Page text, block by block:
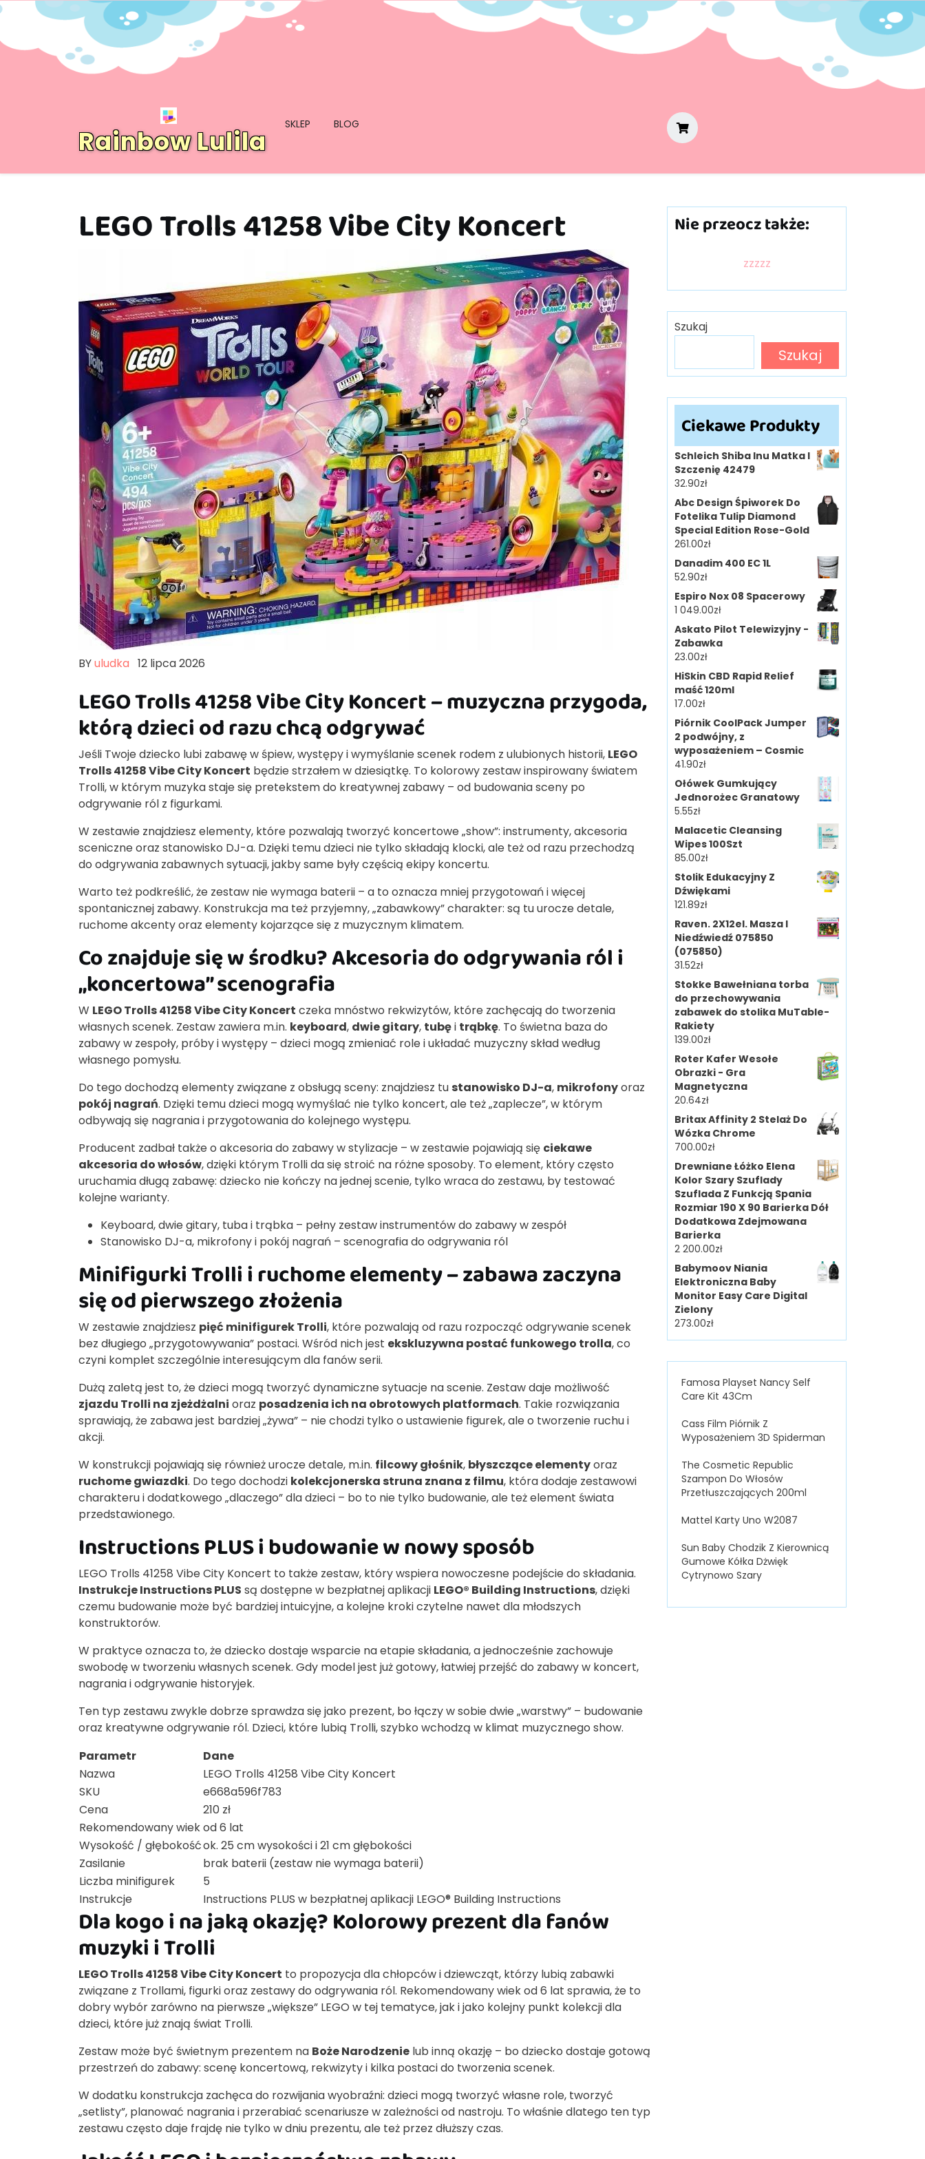
Skip
content
Rainbow Lulila
SKLEP BLOG
LEGO Trolls 41258 Vibe City Koncert
BYuludka 12 lipca 2026
LEGO Trolls 41258 Vibe City Koncert – muzyczna przygoda,
którą dzieci od razu chcą odgrywać
Jeśli Twoje dziecko lubi zabawę w śpiew, występy i wymyślanie scenek rodem z ulubionych historii, LEGO
Trolls 41258 Vibe City Koncert będzie strzałem w dziesiątkę. To kolorowy zestaw inspirowany światem
Trolli, w którym muzyka staje się pretekstem do kreatywnej zabawy – od budowania sceny po
odgrywanie ról z figurkami.
W zestawie znajdziesz elementy, które pozwalają tworzyć koncertowe „show”: instrumenty, akcesoria
sceniczne oraz stanowisko DJ-a. Dzięki temu dzieci nie tylko składają klocki, ale też od razu przechodzą
do odgrywania zabawnych sytuacji, jakby same były częścią ekipy koncertu.
Warto też podkreślić, że zestaw nie wymaga baterii – a to oznacza mniej przygotowań i więcej
spontanicznej zabawy. Konstrukcja ma też przyjemny, „zabawkowy” charakter: są tu urocze detale,
ruchome akcenty oraz elementy kojarzące się z muzycznym klimatem.
Co znajduje się w środku? Akcesoria do odgrywania ról i
„koncertowa” scenografia
W LEGO Trolls 41258 Vibe City Koncert czeka mnóstwo rekwizytów, które zachęcają do tworzenia
własnych scenek. Zestaw zawiera m.in. keyboard, dwie gitary, tubęi trąbkę. To świetna baza do
zabawy w zespoły, próby i występy – dzieci mogą zmieniać role i układać muzyczny skład według
własnego pomysłu.
Do tego dochodzą elementy związane z obsługą sceny: znajdziesz tu stanowisko DJ-a, mikrofonyoraz
pokój nagrań. Dzięki temu dzieci mogą wymyślać nie tylko koncert, ale też „zaplecze”, w którym
odbywają się nagrania i przygotowania do kolejnego występu.
Producent zadbał także o akcesoria do zabawy w stylizacje – w zestawie pojawiają się ciekawe
akcesoria do włosów, dzięki którym Trolli da się stroić na różne sposoby. To element, który często
uruchamia długą zabawę: dziecko nie kończy na jednej scenie, tylko wraca do zestawu, by testować
kolejne warianty.
Keyboard, dwie gitary, tuba i trąbka – pełny zestaw instrumentów do zabawy w zespół
Stanowisko DJ-a, mikrofony i pokój nagrań – scenografia do odgrywania ról
Minifigurki Trolli i ruchome elementy – zabawa zaczyna
się od pierwszego złożenia
W zestawie znajdziesz pięć minifigurek Trolli, które pozwalają od razu rozpocząć odgrywanie scenek
bez długiego „przygotowywania” postaci. Wśród nich jest ekskluzywna postać funkowego trolla, co
czyni komplet szczególnie interesującym dla fanów serii.
Dużą zaletą jest to, że dzieci mogą tworzyć dynamiczne sytuacje na scenie. Zestaw daje możliwość
zjazdu Trolli na zjeżdżalni oraz posadzenia ich na obrotowych platformach. Takie rozwiązania
sprawiają, że zabawa jest bardziej „żywa” – nie chodzi tylko o ustawienie figurek, ale o tworzenie ruchu i
akcji.
W konstrukcji pojawiają się również urocze detale, m.in. filcowy głośnik, błyszczące elementyoraz
ruchome gwiazdki. Do tego dochodzi kolekcjonerska struna znana z filmu, która dodaje zestawowi
charakteru i dodatkowego „dlaczego” dla dzieci – bo to nie tylko budowanie, ale też element świata
przedstawionego.
Instructions PLUS i budowanie w nowy sposób
LEGO Trolls 41258 Vibe City Koncert to także zestaw, który wspiera nowoczesne podejście do składania.
Instrukcje Instructions PLUS są dostępne w bezpłatnej aplikacji LEGO® Building Instructions, dzięki
czemu budowanie może być bardziej intuicyjne, a kolejne kroki czytelne nawet dla młodszych
konstruktorów.
W praktyce oznacza to, że dziecko dostaje wsparcie na etapie składania, a jednocześnie zachowuje
swobodę w tworzeniu własnych scenek. Gdy model jest już gotowy, łatwiej przejść do zabawy w koncert,
nagrania i odgrywanie historyjek.
Ten typ zestawu zwykle dobrze sprawdza się jako prezent, bo łączy w sobie dwie „warstwy” – budowanie
oraz kreatywne odgrywanie ról. Dzieci, które lubią Trolli, szybko wchodzą w klimat muzycznego show.
Parametr
Dane
Nazwa
LEGO Trolls 41258 Vibe City Koncert
SKU
e668a596f783
Cena
210 zł
Rekomendowany wiekod 6 lat
Wysokość / głębokośćok. 25 cm wysokości i 21 cm głębokości
Zasilanie
brak baterii (zestaw nie wymaga baterii)
Liczba minifigurek
5
Instrukcje
Instructions PLUS w bezpłatnej aplikacji LEGO® Building Instructions
Dla kogo i na jaką okazję? Kolorowy prezent dla fanów
muzyki i Trolli
LEGO Trolls 41258 Vibe City Koncert to propozycja dla chłopców i dziewcząt, którzy lubią zabawki
związane z Trollami, figurki oraz zestawy do odgrywania ról. Rekomendowany wiek od 6 lat sprawia, że to
dobry wybór zarówno na pierwsze „większe” LEGO w tej tematyce, jak i jako kolejny punkt kolekcji dla
dzieci, które już znają świat Trolli.
Zestaw może być świetnym prezentem na Boże Narodzenie lub inną okazję – bo dziecko dostaje gotową
przestrzeń do zabawy: scenę koncertową, rekwizyty i kilka postaci do tworzenia scenek.
W dodatku konstrukcja zachęca do rozwijania wyobraźni: dzieci mogą tworzyć własne role, tworzyć
„setlisty”, planować nagrania i przerabiać scenariusze w zależności od nastroju. To właśnie dlatego ten typ
zestawu często daje frajdę nie tylko w dniu prezentu, ale też przez dłuższy czas.
Nie przeocz także:
zzzzz
Szukaj
Szukaj
Ciekawe Produkty
Schleich Shiba Inu Matka I
Szczenię 42479
32.90zł
Abc Design Śpiworek Do
Fotelika Tulip Diamond
Special Edition Rose-Gold
261.00zł
Danadim 400 EC 1L
52.90zł
Espiro Nox 08 Spacerowy
1 049.00zł
Askato Pilot Telewizyjny -
Zabawka
23.00zł
HiSkin CBD Rapid Relief
maść 120ml
17.00zł
Piórnik CoolPack Jumper
2 podwójny, z
wyposażeniem – Cosmic
41.90zł
Ołówek Gumkujący
Jednorożec Granatowy
5.55zł
Malacetic Cleansing
Wipes 100Szt
85.00zł
Stolik Edukacyjny Z
Dźwiękami
121.89zł
Raven. 2X12el. Masza I
Niedźwiedź 075850
(075850)
31.52zł
Stokke Bawełniana torba
do przechowywania
zabawek do stolika MuTable-
Rakiety
139.00zł
Roter Kafer Wesołe
Obrazki - Gra
Magnetyczna
20.64zł
Britax Affinity 2 Stelaż Do
Wózka Chrome
700.00zł
Drewniane Łóżko Elena
Kolor Szary Szuflady
Szuflada Z Funkcją Spania
Rozmiar 190 X 90 Barierka Dół
Dodatkowa Zdejmowana
Barierka
2 200.00zł
Babymoov Niania
Elektroniczna Baby
Monitor Easy Care Digital
Zielony
273.00zł
Famosa Playset Nancy Self
Care Kit 43Cm
Cass Film Piórnik Z
Wyposażeniem 3D Spiderman
The Cosmetic Republic
Szampon Do Włosów
Przetłuszczających 200ml
Mattel Karty Uno W2087
Sun Baby Chodzik Z Kierownicą
Gumowe Kółka Dżwięk
Cytrynowo Szary